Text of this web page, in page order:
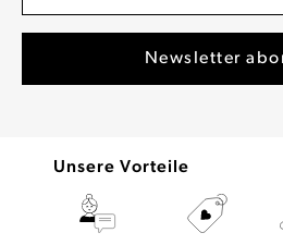
Unsere Vorteile